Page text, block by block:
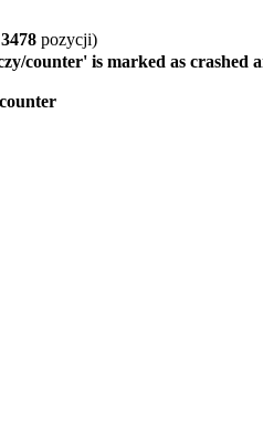
3478 pozycji)
counter' is marked as crashed